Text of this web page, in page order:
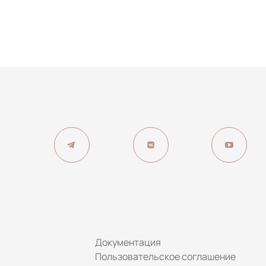
Документация
Пользовательское соглашение